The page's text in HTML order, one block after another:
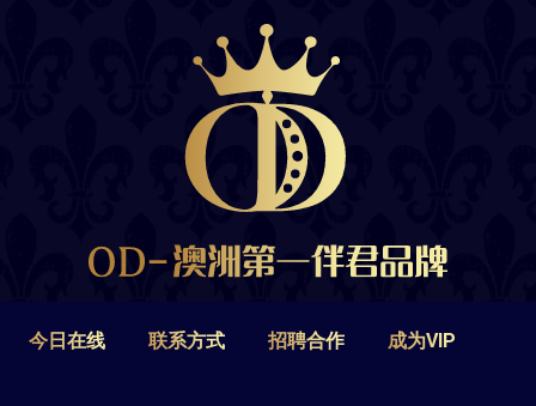
今日在线 联系方式 招聘合作 成为VIP
联系方式 招聘合作
布里斯班